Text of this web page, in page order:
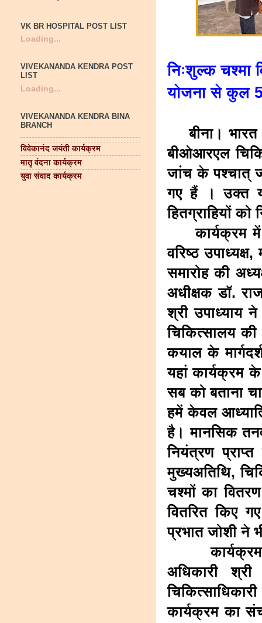
निःशुल्क चश्मा
योजना से कुल
बीना। भारत
बीओआरएल
जांच के पश्चात्
गए हैं । उक्त
हितग्राहियों
कार्यक्रम में
वरिष्ठ
समारोह की
अधीक्षक डाॅ.
श्री उपाध्याय
चिकित्सालय
कयाल के
यहां कार्यक्रम
सब को बताना
हमें केवल
है। मानसिक
नियंत्रण
मुख्यअतिथि,
चश्मों का
वितरित किए
प्रभात जोशी ने
कार्यक्रम में
अधिकारी
कार्यक्रम का
VK BR HOSPITAL POST LIST
Loading...
VIVEKANANDA KENDRA POST
LIST
Loading...
VIVEKANANDA KENDRA BINA
BRANCH
विवेकानंद जयंती कार्यक्रम
मातृ वंदना कार्यक्रम
युवा संवाद कार्यक्रम